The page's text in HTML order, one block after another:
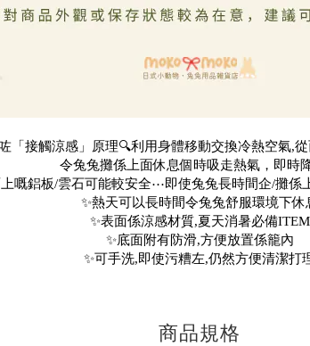
「接觸涼感」原理🔍利用身體移動交換冷熱空氣,
令兔兔攤係上面休息個時吸走熱氣，即時
上嘅鋁板/雲石可能較安全⋯即使兔兔長時間企/攤係
✨熱天可以長時間令兔兔舒服環境下休
✨表面係涼感材質,夏天消暑必備ITEM
✨底面附有防滑,方便放置係籠內
✨可手洗,即使污糟左,仍然方便清潔打
商品規格